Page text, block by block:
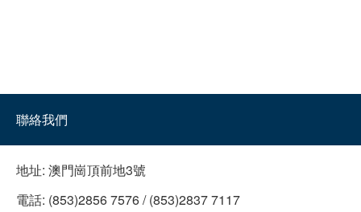
聯絡我們
地址: 澳門崗頂前地3號
電話: (853)2856 7576 / (853)2837 7117